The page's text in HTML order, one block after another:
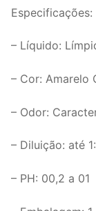
Especificações:
– Líquido:
– Cor: Amarelo
– Odor:
– Diluição: até
– PH: 00,2 a 01